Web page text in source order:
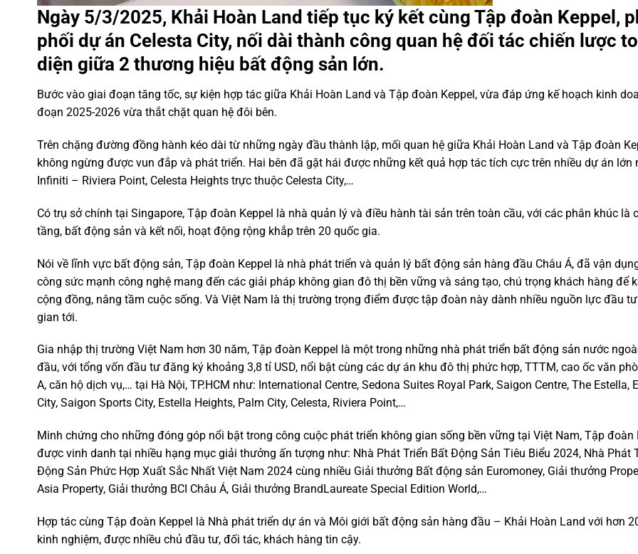
Ngày 5/3/2025, Khải Hoàn Land tiếp tục ký kết cùng Tập đoàn Keppel,
phối dự án Celesta City, nối dài thành công quan hệ đối tác chiến lược
diện giữa 2 thương hiệu bất động sản lớn.
Bước vào giai đoạn tăng tốc, sự kiện hợp tác giữa Khải Hoàn Land và Tập đoàn Keppel, vừa đáp ứng kế hoạch kinh
đoạn 2025-2026 vừa thắt chặt quan hệ đôi bên.
Trên chặng đường đồng hành kéo dài từ những ngày đầu thành lập, mối quan hệ giữa Khải Hoàn Land và Tập đoàn
không ngừng được vun đắp và phát triển. Hai bên đã gặt hái được những kết quả hợp tác tích cực trên nhiều dự án lớn
Infiniti – Riviera Point, Celesta Heights trực thuộc Celesta City,…
Có trụ sở chính tại Singapore, Tập đoàn Keppel là nhà quản lý và điều hành tài sản trên toàn cầu, với các phân khúc là
tầng, bất động sản và kết nối, hoạt động rộng khắp trên 20 quốc gia.
Nói về lĩnh vực bất động sản, Tập đoàn Keppel là nhà phát triển và quản lý bất động sản hàng đầu Châu Á, đã vận
công sức mạnh công nghệ mang đến các giải pháp không gian đô thị bền vững và sáng tạo, chú trọng khách hàng để
cộng đồng, nâng tầm cuộc sống. Và Việt Nam là thị trường trọng điểm được tập đoàn này dành nhiều nguồn lực đầu
gian tới.
Gia nhập thị trường Việt Nam hơn 30 năm, Tập đoàn Keppel là một trong những nhà phát triển bất động sản nước
đầu, với tổng vốn đầu tư đăng ký khoảng 3,8 tỉ USD, nổi bật cùng các dự án khu đô thị phức hợp, TTTM, cao ốc văn
A, căn hộ dịch vụ,… tại Hà Nội, TP.HCM như: International Centre, Sedona Suites Royal Park, Saigon Centre, The Estella,
City, Saigon Sports City, Estella Heights, Palm City, Celesta, Riviera Point,…
Minh chứng cho những đóng góp nổi bật trong công cuộc phát triển không gian sống bền vững tại Việt Nam, Tập đoàn
được vinh danh tại nhiều hạng mục giải thưởng ấn tượng như: Nhà Phát Triển Bất Động Sản Tiêu Biểu 2024, Nhà Phát
Động Sản Phức Hợp Xuất Sắc Nhất Việt Nam 2024 cùng nhiều Giải thưởng Bất động sản Euromoney, Giải thưởng
Asia Property, Giải thưởng BCI Châu Á, Giải thưởng BrandLaureate Special Edition World,…
Hợp tác cùng Tập đoàn Keppel là Nhà phát triển dự án và Môi giới bất động sản hàng đầu – Khải Hoàn Land với hơn
kinh nghiệm, được nhiều chủ đầu tư, đối tác, khách hàng tin cậy.